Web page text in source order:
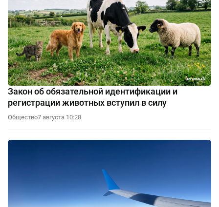
Закон об обязательной идентификации и
регистрации животных вступил в силу
Общество7 августа 10:28